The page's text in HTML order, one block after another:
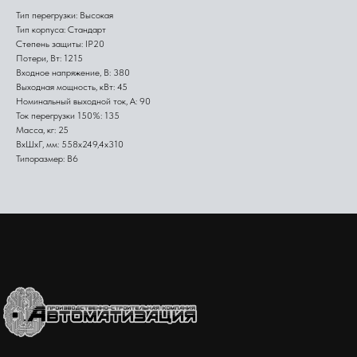
Тип перегрузки: Высокая
Тип корпуса: Стандарт
Степень защиты: IP20
Потери, Вт: 1215
Входное напряжение, В: 380
Выходная мощность, кВт: 45
Номинальный выходной ток, А: 90
Ток перегрузки 150%: 135
Масса, кг: 25
ВхШхГ, мм: 558х249,4х310
Типоразмер: B6